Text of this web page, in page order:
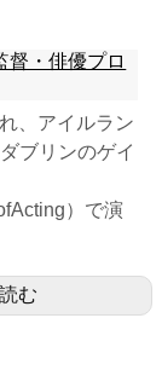
督・俳優プロ
、アイルラン
ブリンのゲイ
）で演
む